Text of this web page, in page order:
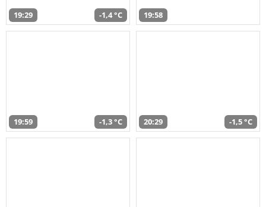
19:29 -1,4 °C 19:58
19:59 -1,3 °C 20:29 -1,5 °C